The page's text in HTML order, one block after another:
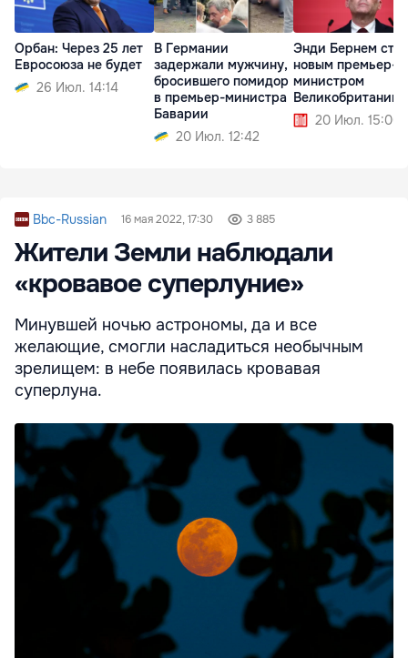
Орбан: Через 25 лет
Евросоюза не будет
26 Июл. 14:14
В Германии
задержали мужчину,
бросившего помидор
в премьер-министра
Баварии
20 Июл. 12:42
Энди Бернем стал
новым премьер-
министром
Великобритании
20 Июл. 15:00
Bbc-Russian 16 мая 2022, 17:30 3 885
Жители Земли наблюдали
«кровавое суперлуние»
Минувшей ночью астрономы, да и все
желающие, смогли насладиться необычным
зрелищем: в небе появилась кровавая
суперлуна.